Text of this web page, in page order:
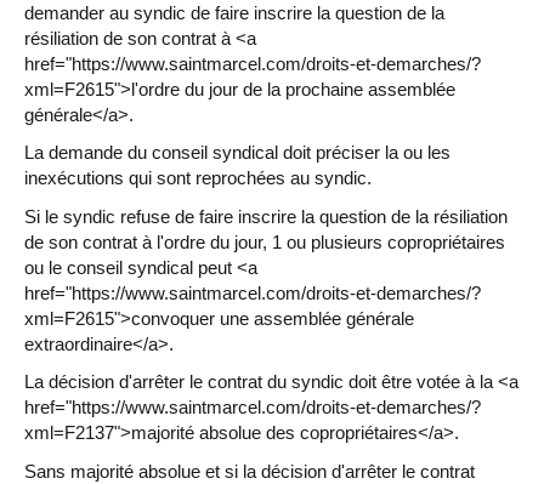
demander au syndic de faire inscrire la question de la
résiliation de son contrat à <a
href="https://www.saintmarcel.com/droits-et-demarches/?
xml=F2615">l'ordre du jour de la prochaine assemblée
générale</a>.
La demande du conseil syndical doit préciser la ou les
inexécutions qui sont reprochées au syndic.
Si le syndic refuse de faire inscrire la question de la résiliation
de son contrat à l'ordre du jour, 1 ou plusieurs copropriétaires
ou le conseil syndical peut <a
href="https://www.saintmarcel.com/droits-et-demarches/?
xml=F2615">convoquer une assemblée générale
extraordinaire</a>.
La décision d'arrêter le contrat du syndic doit être votée à la <a
href="https://www.saintmarcel.com/droits-et-demarches/?
xml=F2137">majorité absolue des copropriétaires</a>.
Sans majorité absolue et si la décision d'arrêter le contrat